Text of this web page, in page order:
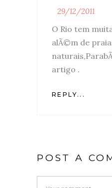
29/12/2011
O Rio tem
alÃ©m de
artigo .
REPLY...
POST A